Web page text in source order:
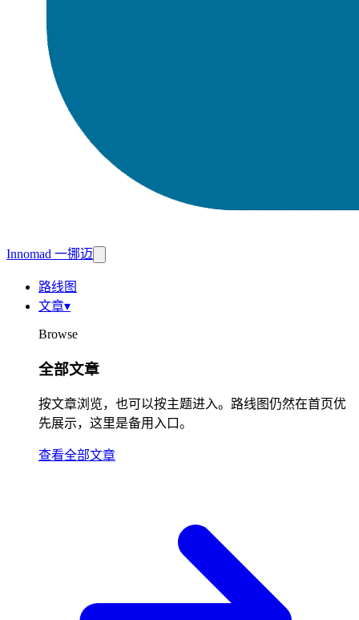
Innomad 一挪迈
路线图
文章▾
Browse
全部文章
按文章浏览，也可以按主题进入。路线图仍然在首页优
先展示，这里是备用入口。
查看全部文章